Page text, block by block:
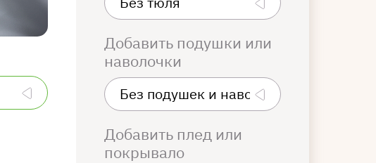
Добавить подушки или
наволочки
Добавить плед или
покрывало